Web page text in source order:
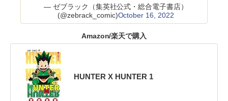
— ゼブラック（集英社公式・総合電子書店）
(@zebrack_comic)October 16, 2022
Amazon/楽天で購入
HUNTER X HUNTER 1